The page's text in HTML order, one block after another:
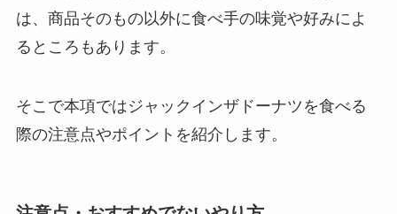
は、商品そのもの以外に食べ手の味覚や好みによ
るところもあります。
そこで本項ではジャックインザドーナツを食べる
際の注意点やポイントを紹介します。